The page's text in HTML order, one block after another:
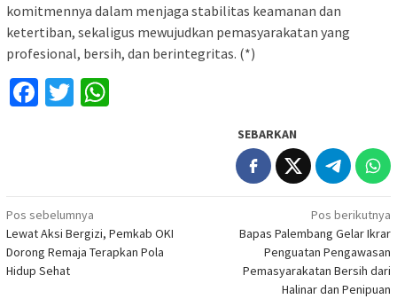
komitmennya dalam menjaga stabilitas keamanan dan
ketertiban, sekaligus mewujudkan pemasyarakatan yang
profesional, bersih, dan berintegritas. (*)
Facebook
Twitter
SEBARKAN
Navigasi
pos
Pos sebelumnya
Lewat Aksi Bergizi, Pemkab OKI
Dorong Remaja Terapkan Pola
Hidup Sehat
Pos berikutnya
Bapas Palembang Gelar Ikrar
Penguatan Pengawasan
Pemasyarakatan Bersih dari
Halinar dan Penipuan